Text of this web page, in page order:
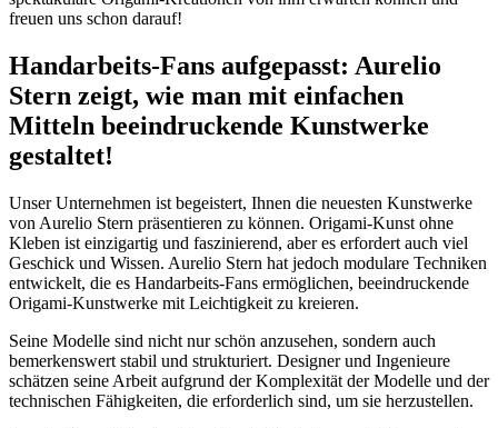
freuen uns schon darauf!
Handarbeits-Fans aufgepasst: Aurelio
Stern zeigt, wie man mit einfachen
Mitteln beeindruckende Kunstwerke
gestaltet!
Unser Unternehmen ist begeistert, Ihnen die neuesten Kunstwerke
von Aurelio Stern präsentieren zu können. Origami-Kunst ohne
Kleben ist einzigartig und faszinierend, aber es erfordert auch viel
Geschick und Wissen. Aurelio Stern hat jedoch modulare Techniken
entwickelt, die es Handarbeits-Fans ermöglichen, beeindruckende
Origami-Kunstwerke mit Leichtigkeit zu kreieren.
Seine Modelle sind nicht nur schön anzusehen, sondern auch
bemerkenswert stabil und strukturiert. Designer und Ingenieure
schätzen seine Arbeit aufgrund der Komplexität der Modelle und der
technischen Fähigkeiten, die erforderlich sind, um sie herzustellen.